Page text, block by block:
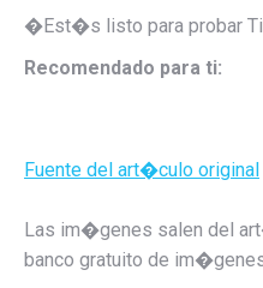
�Est�s listo para probar
Recomendado para ti:
Fuente del art�culo original
Las im�genes salen del
banco gratuito de